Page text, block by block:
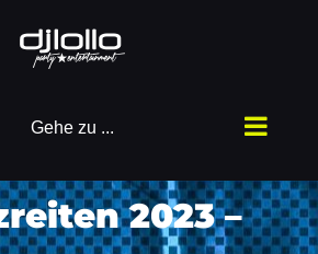
Gehe zu ...
2023 –